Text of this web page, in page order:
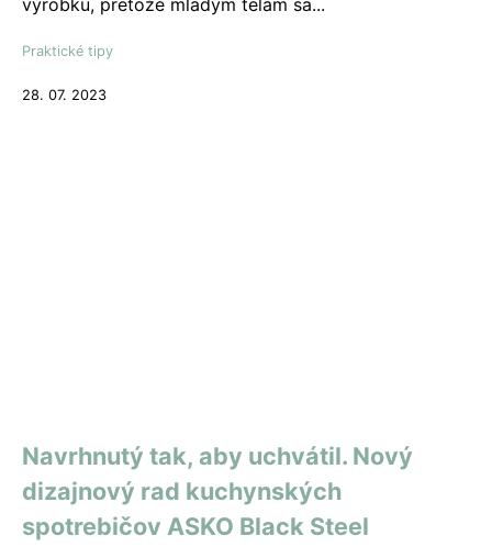
výrobku, pretože mladým telám sa...
Praktické tipy
28. 07. 2023
Navrhnutý tak, aby uchvátil. Nový
dizajnový rad kuchynských
spotrebičov ASKO Black Steel